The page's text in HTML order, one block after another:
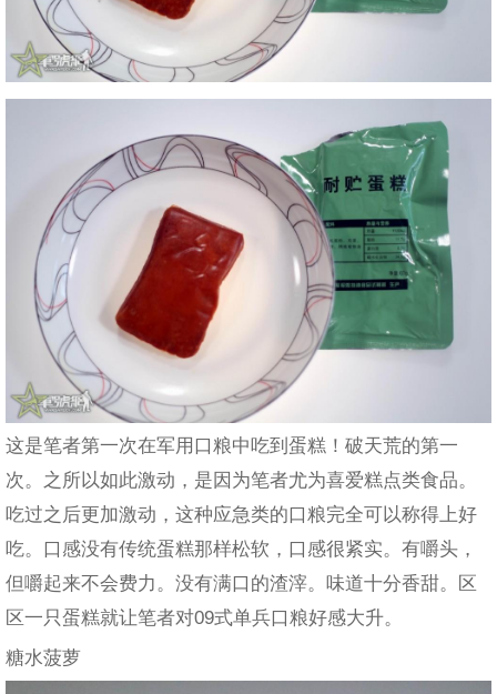
这是笔者第一次在军用口粮中吃到蛋糕！破天荒的第一
次。之所以如此激动，是因为笔者尤为喜爱糕点类食品。
吃过之后更加激动，这种应急类的口粮完全可以称得上好
吃。口感没有传统蛋糕那样松软，口感很紧实。有嚼头，
但嚼起来不会费力。没有满口的渣滓。味道十分香甜。区
区一只蛋糕就让笔者对09式单兵口粮好感大升。
糖水菠萝